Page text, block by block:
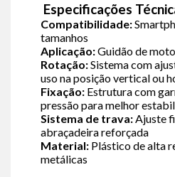
Especificações
Compatibilidade:
tamanhos
Aplicação:Guidão de
Rotação:Sistema com
uso na posição vertical ou
Fixação: Estrutura com
pressão para melhor
Sistema de trava:Ajuste
abraçadeira reforçada
Material: Plástico de alta
metálicas